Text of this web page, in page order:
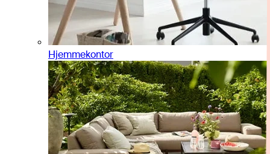
Hjemmekontor